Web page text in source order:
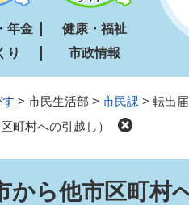
年金
健康・福祉
り 市政情報
> 市民生活部 > 市民課 > 転出
町村への引越し）
ら他市区町村